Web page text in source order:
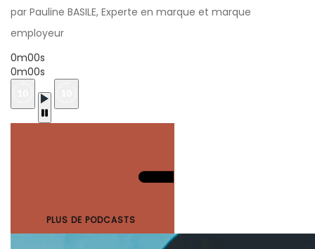
par Pauline BASILE, Experte en marque et marque
employeur
0m00s
0m00s
PLUS DE PODCASTS